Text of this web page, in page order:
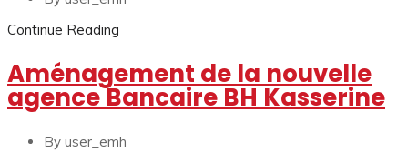
Continue Reading
Aménagement de la nouvelle
agence Bancaire BH Kasserine
By user_emh